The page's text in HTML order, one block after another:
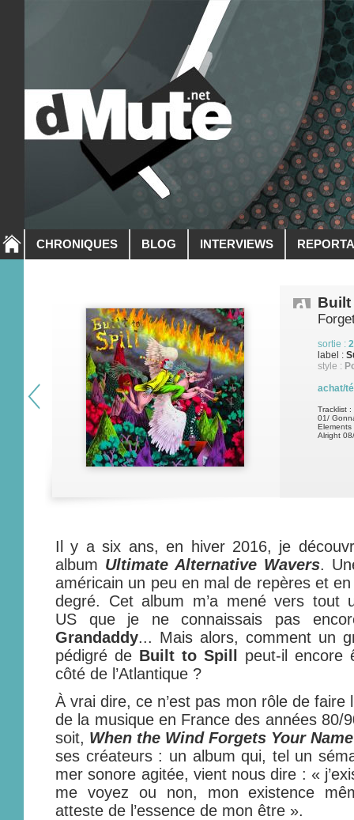
CHRONIQUES BLOG INTERVIEWS
Built
sortie :
label :
style :
achat/
Tracklist :
01/
Elements
Alright
Il y a six ans, en hiver 2016, je
album Ultimate Alternative Wavers.
américain un peu en mal de repères et
degré. Cet album m’a mené vers tout
US que je ne connaissais pas
Grandaddy... Mais alors, comment un
pédigré de Built to Spill
peut-il encore
côté de l’Atlantique ?
À vrai dire, ce n’est pas mon rôle de faire
de la musique en France des années 80/
soit, When the Wind Forgets Your Name
ses créateurs : un album qui, tel un
mer sonore agitée, vient nous dire : «
me voyez ou non, mon existence
atteste de l’essence de mon être ».